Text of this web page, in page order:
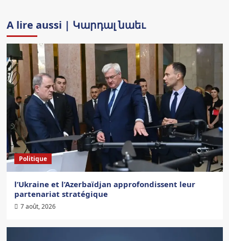
A lire aussi | Կարդալ նաեւ
Politique
l’Ukraine et l’Azerbaïdjan approfondissent leur
partenariat stratégique
7 août, 2026